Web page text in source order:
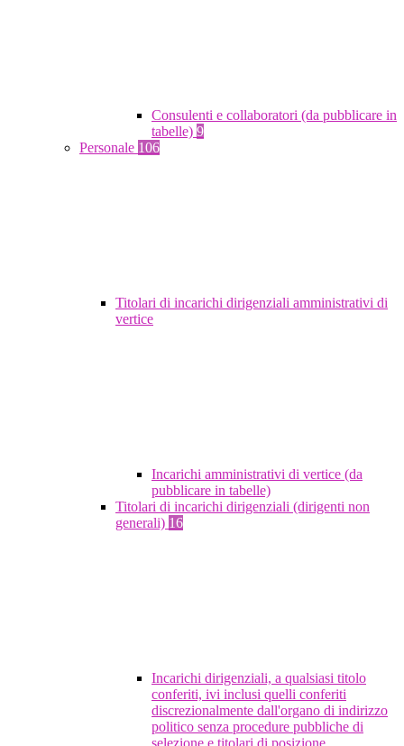
Consulenti e collaboratori (da pubblicare in
tabelle) 9
Personale 106
Titolari di incarichi dirigenziali amministrativi di
vertice
Incarichi amministrativi di vertice (da
pubblicare in tabelle)
Titolari di incarichi dirigenziali (dirigenti non
generali) 16
Incarichi dirigenziali, a qualsiasi titolo
conferiti, ivi inclusi quelli conferiti
discrezionalmente dall'organo di indirizzo
politico senza procedure pubbliche di